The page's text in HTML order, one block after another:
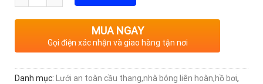
MUA NGAY
Gọi điện xác nhận và giao hàng tận nơi
Danh mục: Lưới an toàn cầu thang,nhà bóng liên hoàn,hồ bơi,